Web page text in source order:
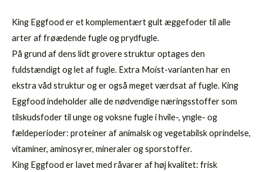
King Eggfood er et komplementært gult æggefoder til alle
arter af frøædende fugle og prydfugle.
På grund af dens lidt grovere struktur optages den
fuldstændigt og let af fugle. Extra Moist-varianten har en
ekstra våd struktur og er også meget værdsat af fugle. King
Eggfood indeholder alle de nødvendige næringsstoffer som
tilskudsfoder til unge og voksne fugle i hvile-, yngle- og
fældeperioder: proteiner af animalsk og vegetabilsk oprindelse,
vitaminer, aminosyrer, mineraler og sporstoffer.
King Eggfood er lavet med råvarer af høj kvalitet: frisk